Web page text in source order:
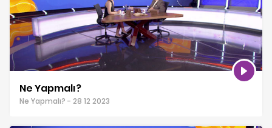
Ne Yapmalı?
Ne Yapmalı? - 28 12 2023